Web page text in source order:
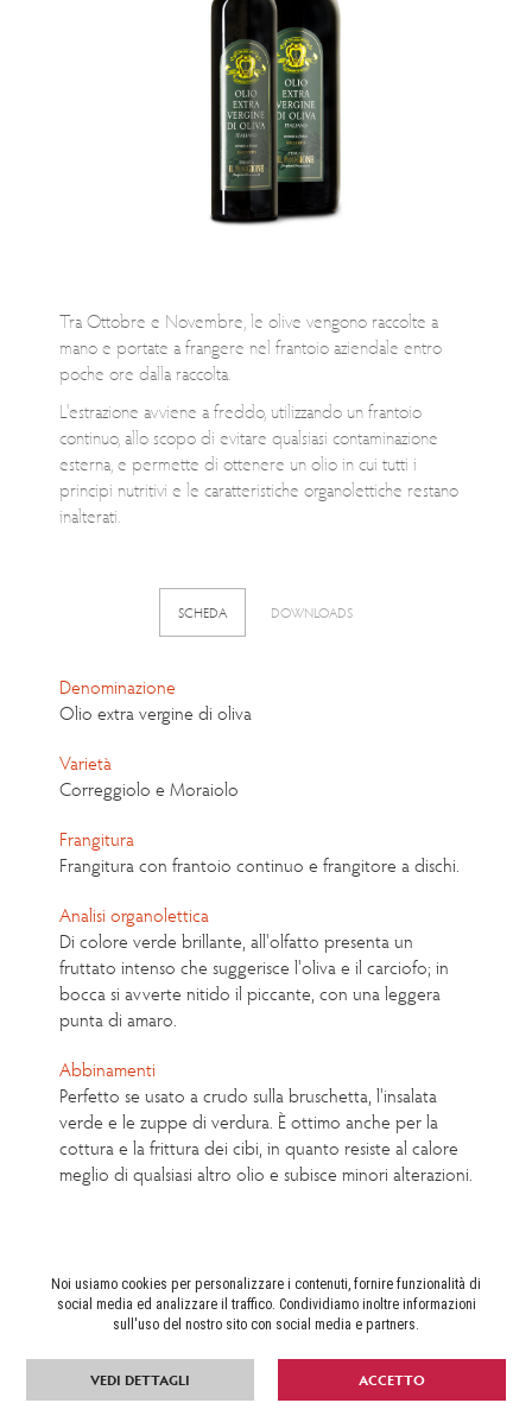
Tra Ottobre e Novembre, le olive vengono raccolte a
mano e portate a frangere nel frantoio aziendale entro
poche ore dalla raccolta.
L'estrazione avviene a freddo, utilizzando un frantoio
continuo, allo scopo di evitare qualsiasi contaminazione
esterna, e permette di ottenere un olio in cui tutti i
principi nutritivi e le caratteristiche organolettiche restano
inalterati.
SCHEDA DOWNLOADS
Denominazione
Olio extra vergine di oliva
Varietà
Correggiolo e Moraiolo
Frangitura
Frangitura con frantoio continuo e frangitore a dischi.
Analisi organolettica
Di colore verde brillante, all'olfatto presenta un
fruttato intenso che suggerisce l'oliva e il carciofo; in
bocca si avverte nitido il piccante, con una leggera
punta di amaro.
Abbinamenti
Perfetto se usato a crudo sulla bruschetta, l'insalata
verde e le zuppe di verdura. È ottimo anche per la
cottura e la frittura dei cibi, in quanto resiste al calore
meglio di qualsiasi altro olio e subisce minori alterazioni.
Noi usiamo cookies per personalizzare i contenuti, fornire funzionalità di
social media ed analizzare il traffico. Condividiamo inoltre informazioni
sull'uso del nostro sito con social media e partners.
VEDI DETTAGLI ACCETTO